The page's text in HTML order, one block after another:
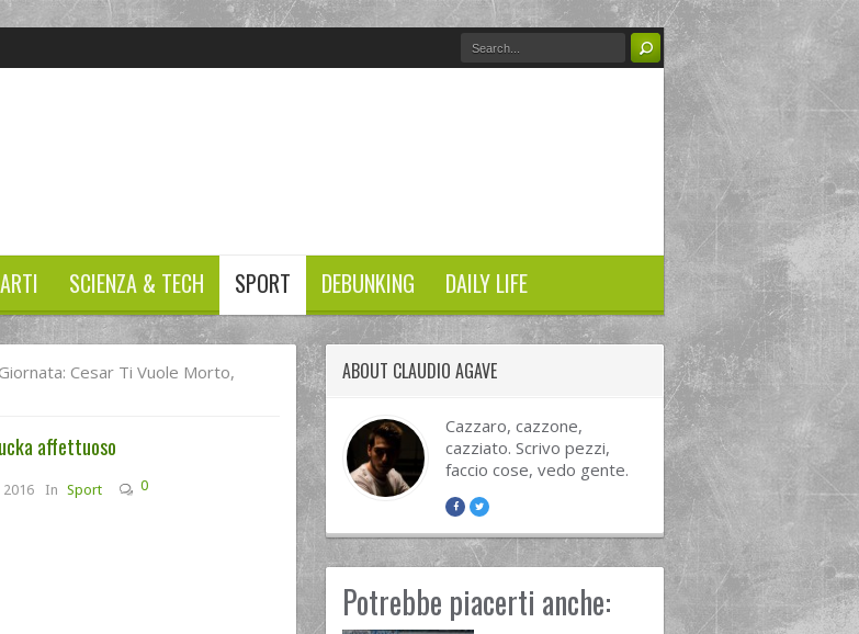
ARTI SCIENZA & TECH SPORT DEBUNKING DAILY LIFE
Cesar Ti Vuole Morto,
affettuoso
2016 In Sport 0
ABOUT CLAUDIO AGAVE
Cazzaro, cazzone,
cazziato. Scrivo pezzi,
faccio cose, vedo gente.
Potrebbe piacerti anche: